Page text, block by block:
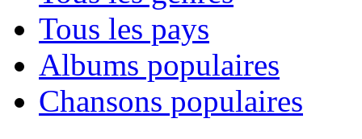
Tous les pays
Albums populaires
Chansons populaires